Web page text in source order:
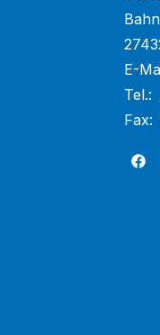
E-
Tel.:
Fax: